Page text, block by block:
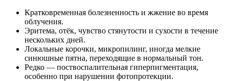
Кратковременная болезненность и жжение во время
облучения.
Эритема, отёк, чувство стянутости и сухости в течение
нескольких дней.
Локальные корочки, микропилинг, иногда мелкие
синюшные пятна, переходящие в нормальный тон.
Редко — поствоспалительная гиперпигментация,
особенно при нарушении фотопротекции.